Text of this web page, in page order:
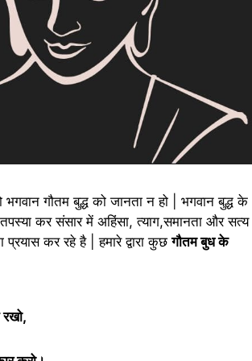
भगवान गौतम बुद्ध को जानता न हो | भगवान बुद्ध के
तपस्या कर संसार में अहिंसा, त्याग,समानता और
कर रहे है | हमारे द्वारा कुछगौतम बुध के